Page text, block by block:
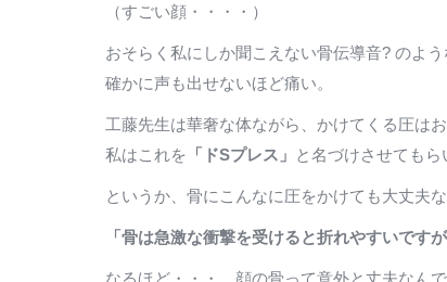
（すごい顔・・・・）
おそらく私にしか聞こえない骨伝導音? のよ
確かに声も出せないほど痛い。
工藤先生は華奢な体ながら、かけてくる圧は
私はこれを 「ドSプレス」 と名づけさせてもら
というか、骨にこんなに圧をかけても大丈夫
「骨は急激な衝撃を受けると折れやすいです
なるほど・・・。顔の骨って意外と丈夫なんで